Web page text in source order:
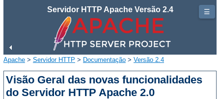
Servidor HTTP Apache Versão 2.4
Apache > Servidor HTTP > Documentação > Versão 2.4
Visão Geral das novas funcionalidades
do Servidor HTTP Apache 2.0
☰